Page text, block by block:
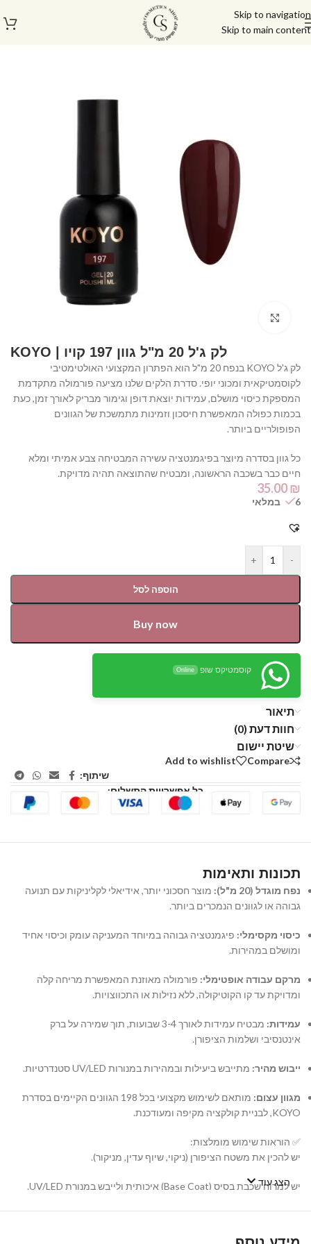
Skip to navigation
Skip to main content
לק ג'ל 20 מ"ל גוון 197 קויו | KOYO
לק ג'ל KOYO בנפח 20 מ"ל הוא הפתרון המקצועי האולטימטיבי
לקוסמטיקאית ומכוני יופי. סדרת הלקים שלנו מציעה פורמולה מתקדמת
המספקת כיסוי מושלם, עמידות יוצאת דופן וגימור מבריק לאורך זמן, כעת
בכמות כפולה המאפשרת חיסכון וזמינות מתמשכת של הגוונים
הפופולריים ביותר.
כל גוון בסדרה מיוצר בפיגמנטציה עשירה המבטיחה צבע אמיתי ומלא
חיים כבר בשכבה הראשונה, ומבטיח שהתוצאה תהיה מדויקת.
35.00₪
6 במלאי
-
+
הוספה לסל
Buy now
קוסמטיקס שופ Online
תיאור
חוות דעת (0)
שיטת יישום
Compare
Add to wishlist
שיתוף:
כל אפשרויות התשלום:
תכונות ותאימות
נפח מוגדל (20 מ"ל):
מוצר חסכוני יותר, אידיאלי לקליניקות עם תנועה
גבוהה או לגוונים הנמכרים ביותר.
כיסוי מקסימלי: פיגמנטציה גבוהה במיוחד המעניקה עומק וכיסוי אחיד
ומושלם במהירות.
מרקם עבודה אופטימלי: פורמולה מאוזנת המאפשרת מריחה קלה
ומדויקת עד קו הקוטיקולה, ללא נזילות או התכווצויות.
עמידות:
מבטיח עמידות לאורך 3-4 שבועות, תוך שמירה על ברק
אינטנסיבי ושלמות הציפורן.
ייבוש מהיר: מתייבש ביעילות ובמהירות במנורות UV/LED סטנדרטיות.
מגוון עצום:
מותאם לשימוש מקצועי בכל 198 הגוונים הקיימים בסדרת
KOYO, לבניית קולקציה מקיפה ומעודכנת.
✅ הוראות שימוש מומלצות:
יש להכין את משטח הציפורן (ניקוי, שיוף עדין, מניקור).
יש למרוח שכבת בסיס (Base Coat) איכותית ולייבש במנורת UV/LED.
יש למרוח שכבה דקה ואחידה של לק ג'ל KOYO ולייבש במנורה. במידת
הצג עוד